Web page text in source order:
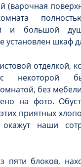
(варочная
полностью
и большой
установлен шкаф
отделкой,
без
на фото.
приятных
наши
пяти блоков,